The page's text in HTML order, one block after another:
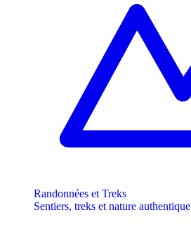
Randonnées et Treks
Sentiers, treks et nature authentique